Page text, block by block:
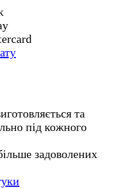
та
під кожного
задоволених